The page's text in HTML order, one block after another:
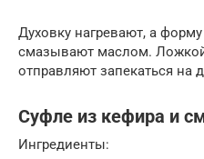
Духовку нагревают, а
смазывают маслом.
отправляют запекаться на
Суфле из кефира и
Ингредиенты: